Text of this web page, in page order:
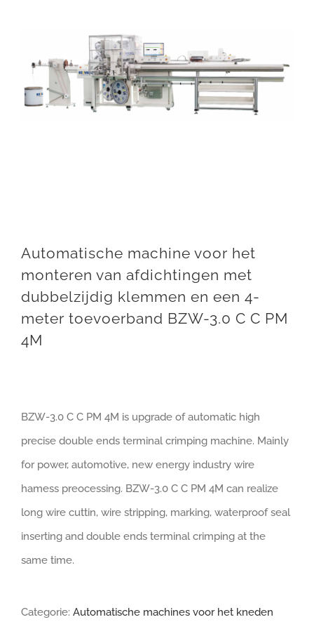
Automatische machine voor het
monteren van afdichtingen met
dubbelzijdig klemmen en een 4-
meter toevoerband BZW-3.0 C C PM
4M
BZW-3.0 C C PM 4M is upgrade of automatic high
precise double ends terminal crimping machine. Mainly
for power, automotive, new energy industry wire
hamess preocessing. BZW-3.0 C C PM 4M can realize
long wire cuttin, wire stripping, marking, waterproof seal
inserting and double ends terminal crimping at the
same time.
Categorie: Automatische machines voor het kneden